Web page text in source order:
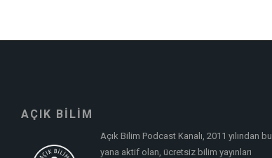
AÇIK BİLİM
Açık Bilim Podcast Kanalı, 2011 yılından bu
yana aktif olan, ücretsiz bilim yayınları